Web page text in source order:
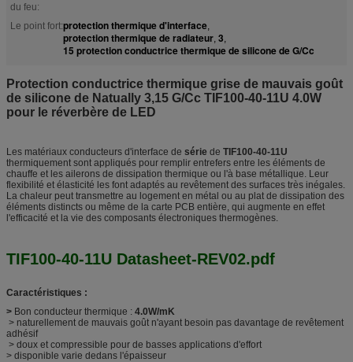
du feu:
Le point fort:protection thermique d'interface,
protection thermique de radiateur, 3,
15 protection conductrice thermique de silicone de G/Cc
Protection conductrice thermique grise de mauvais goût
de silicone de Natually 3,15 G/Cc TIF100-40-11U 4.0W
pour le réverbère de LED
Les matériaux conducteurs d'interface de série de TIF100-40-11U
thermiquement sont appliqués pour remplir entrefers entre les éléments de
chauffe et les ailerons de dissipation thermique ou l'à base métallique. Leur
flexibilité et élasticité les font adaptés au revêtement des surfaces très inégales.
La chaleur peut transmettre au logement en métal ou au plat de dissipation des
éléments distincts ou même de la carte PCB entière, qui augmente en effet
l'efficacité et la vie des composants électroniques thermogènes.
TIF100-40-11U Datasheet-REV02.pdf
Caractéristiques :
> Bon conducteur thermique : 4.0W/mK
> naturellement de mauvais goût n'ayant besoin pas davantage de revêtement
adhésif
> doux et compressible pour de basses applications d'effort
> disponible varie dedans l'épaisseur